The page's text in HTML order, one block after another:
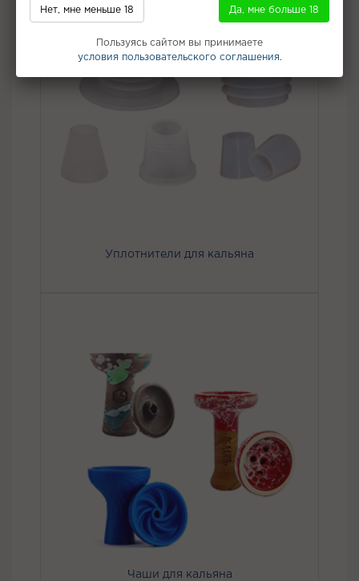
Уплотнители для кальяна
Чаши для кальяна
Нет, мне меньше 18 Да, мне больше 18
Пользуясь сайтом вы принимаете
условия пользовательского соглашения.